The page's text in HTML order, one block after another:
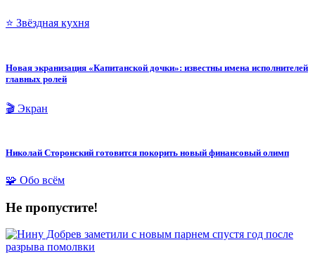
⭐ Звёздная кухня
Новая экранизация «Капитанской дочки»: известны имена исполнителей
главных ролей
🎬 Экран
Николай Сторонский готовится покорить новый финансовый олимп
🧩 Обо всём
Не пропустите!